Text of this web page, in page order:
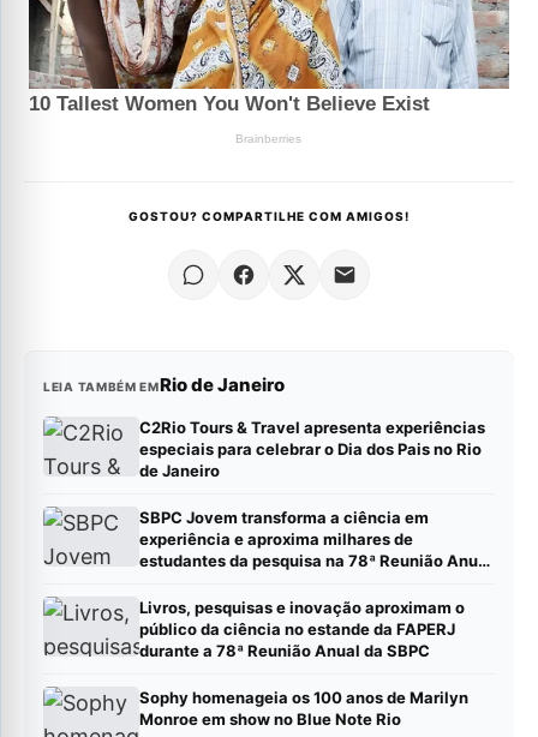
GOSTOU? COMPARTILHE COM AMIGOS!
LEIA TAMBÉM EMRio de Janeiro
C2Rio Tours & Travel apresenta experiências
especiais para celebrar o Dia dos Pais no Rio
de Janeiro
SBPC Jovem transforma a ciência em
experiência e aproxima milhares de
estudantes da pesquisa na 78ª Reunião Anual
Livros, pesquisas e inovação aproximam o
público da ciência no estande da FAPERJ
durante a 78ª Reunião Anual da SBPC
Sophy homenageia os 100 anos de Marilyn
Monroe em show no Blue Note Rio